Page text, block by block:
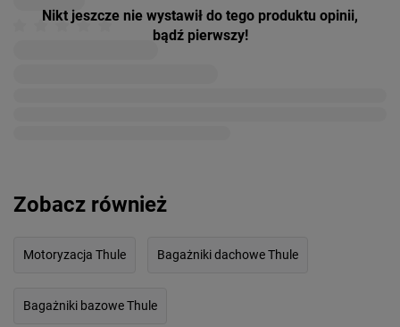
Nikt jeszcze nie wystawił do tego produktu opinii,
bądź pierwszy!
Zobacz również
Motoryzacja Thule Bagażniki dachowe Thule
Bagażniki bazowe Thule